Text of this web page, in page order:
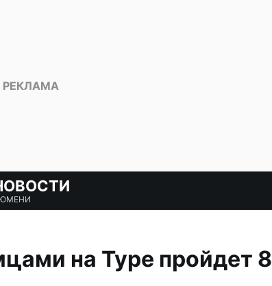
на Туре пройдет 8